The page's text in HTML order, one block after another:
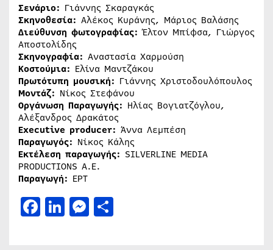
Σενάριο: Γιάννης Σκαραγκάς
Σκηνοθεσία: Αλέκος Κυράνης, Μάριος Βαλάσης
Διεύθυνση φωτογραφίας: Έλτον Μπίφσα, Γιώργος
Αποστολίδης
Σκηνογραφία: Αναστασία Χαρμούση
Κοστούμια: Ελίνα Μαντζάκου
Πρωτότυπη μουσική: Γιάννης Χριστοδουλόπουλος
Μοντάζ: Νίκος Στεφάνου
Οργάνωση Παραγωγής: Ηλίας Βογιατζόγλου,
Αλέξανδρος Δρακάτος
Executive producer: Άννα Λεμπέση
Παραγωγός: Νίκος Κάλης
Εκτέλεση παραγωγής: SILVERLINE MEDIA
PRODUCTIONS Α.Ε.
Παραγωγή: ΕΡΤ
Facebook
LinkedIn
Messenger